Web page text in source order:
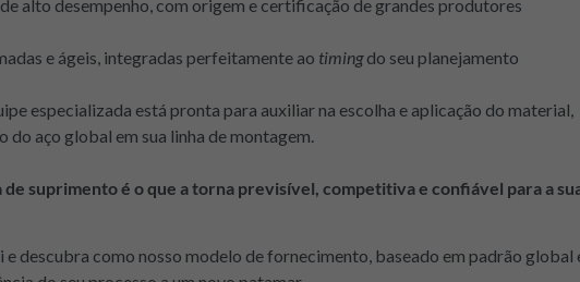
de alto desempenho, com origem e certificação de grandes produtores
e ágeis, integradas perfeitamente ao timingdo seu planejamento
especializada está pronta para auxiliar na escolha e aplicação do material,
aço global em sua linha de montagem.
suprimento é o que a torna previsível, competitiva e confiável para a
e descubra como nosso modelo de fornecimento, baseado em padrão global